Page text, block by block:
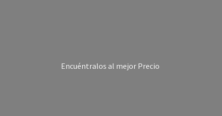
Encuéntralos al mejor Precio